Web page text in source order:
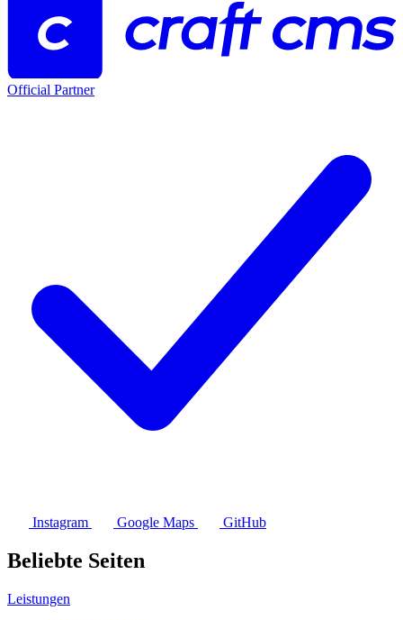
Official Partner
Instagram Google Maps GitHub
Beliebte Seiten
Leistungen